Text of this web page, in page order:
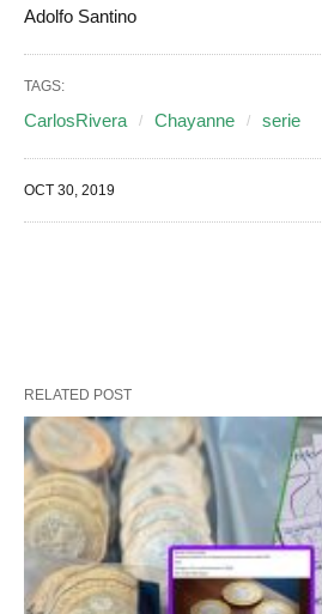
Adolfo Santino
TAGS:
CarlosRivera Chayanne serie
OCT 30, 2019
RELATED POST